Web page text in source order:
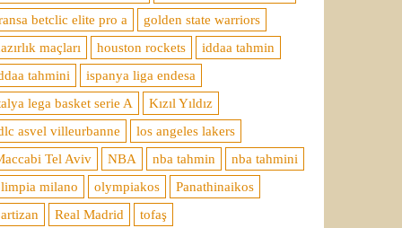
betclic elite pro a
golden state warriors
maçları
houston rockets
iddaa tahmin
tahmini
ispanya liga endesa
lega basket serie A
Kızıl Yıldız
asvel villeurbanne
los angeles lakers
Tel Aviv
NBA nba tahmin
nba tahmini
milano
olympiakos
Panathinaikos
Real Madrid tofaş